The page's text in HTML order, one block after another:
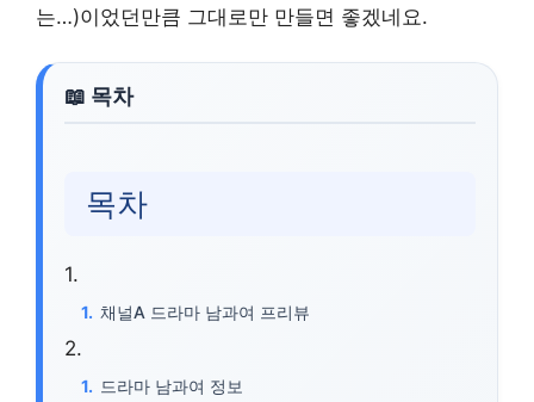
는…)이었던만큼 그대로만 만들면 좋겠네요.
목차
채널A 드라마 남과여 프리뷰
드라마 남과여 정보